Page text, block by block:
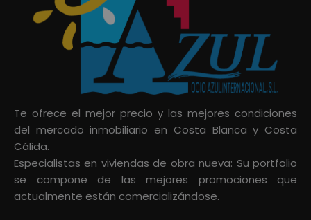
Te ofrece el mejor precio y las mejores condiciones
del mercado inmobiliario en Costa Blanca y Costa
Cálida.
Especialistas en viviendas de obra nueva: Su portfolio
se compone de las mejores promociones que
actualmente están comercializándose.